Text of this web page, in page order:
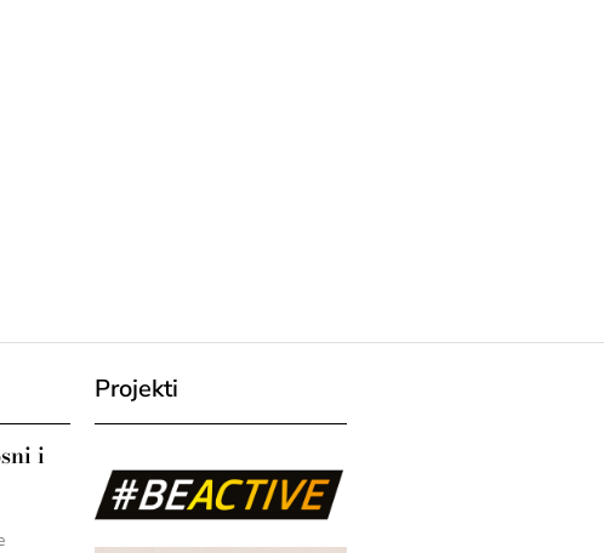
i
Projekti